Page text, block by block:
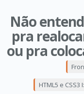
Não
pra
ou pra
HTML5 e